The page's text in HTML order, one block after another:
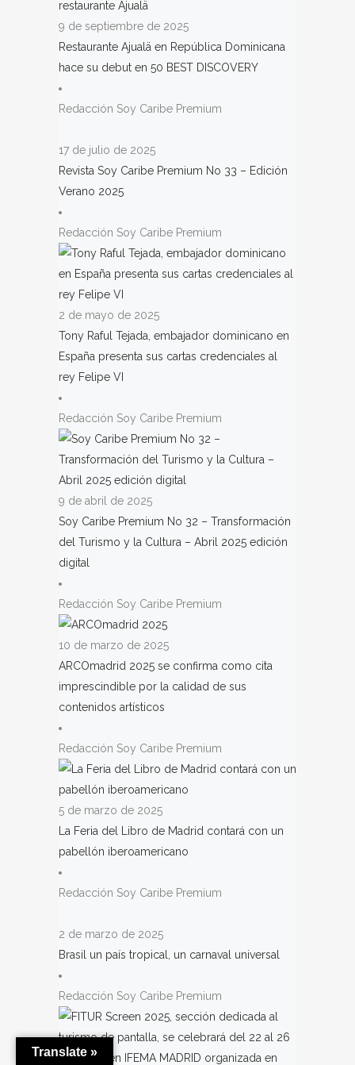
9 de septiembre de 2025
Restaurante Ajualä en República Dominicana
hace su debut en 50 BEST DISCOVERY
Redacción Soy Caribe Premium
17 de julio de 2025
Revista Soy Caribe Premium No 33 – Edición
Verano 2025
Redacción Soy Caribe Premium
2 de mayo de 2025
Tony Raful Tejada, embajador dominicano en
España presenta sus cartas credenciales al
rey Felipe VI
Redacción Soy Caribe Premium
9 de abril de 2025
Soy Caribe Premium No 32 – Transformación
del Turismo y la Cultura – Abril 2025 edición
digital
Redacción Soy Caribe Premium
10 de marzo de 2025
ARCOmadrid 2025 se confirma como cita
imprescindible por la calidad de sus
contenidos artísticos
Redacción Soy Caribe Premium
5 de marzo de 2025
La Feria del Libro de Madrid contará con un
pabellón iberoamericano
Redacción Soy Caribe Premium
2 de marzo de 2025
Brasil un país tropical, un carnaval universal
Redacción Soy Caribe Premium
Translate »